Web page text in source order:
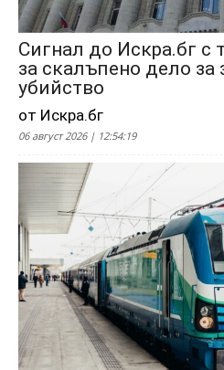
Сигнал до Искра.бг с
за скалъпено дело за
убийство
от Искра.бг
06 август 2026 | 12:54:19